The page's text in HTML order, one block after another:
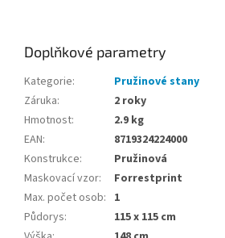
Doplňkové parametry
Kategorie:
Pružinové stany
Záruka:
2 roky
Hmotnost:
2.9 kg
EAN:
8719324224000
Konstrukce:
Pružinová
Maskovací vzor:
Forrestprint
Max. počet osob: 1
Půdorys:
115 x 115 cm